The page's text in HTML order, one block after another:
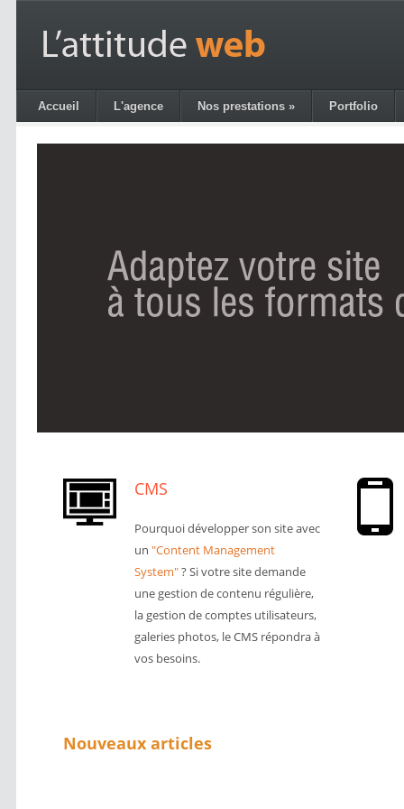
L'Attitude
Web
Accueil L'agence Nos prestations » Portfolio
CMS
Pourquoi développer son site avec
un "Content Management
System"? Si votre site demande
une gestion de contenu régulière,
la gestion de comptes utilisateurs,
galeries photos, le CMS répondra à
vos besoins.
Nouveaux articles